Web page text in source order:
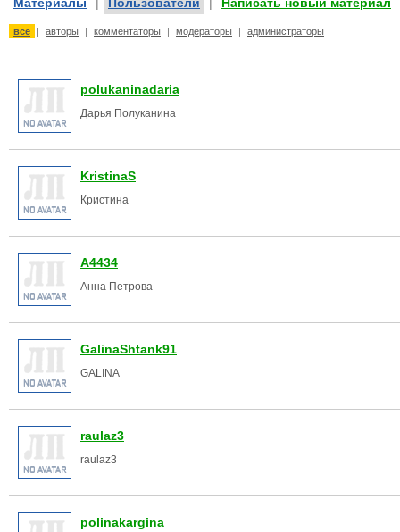
все | авторы | комментаторы | модераторы | администраторы
polukaninadaria
Дарья Полуканина
KristinaS
Кристина
A4434
Анна Петрова
GalinaShtank91
GALINA
raulaz3
raulaz3
polinakargina